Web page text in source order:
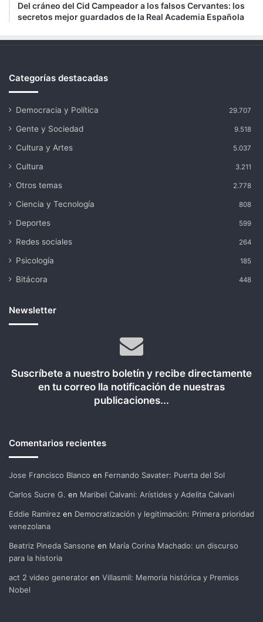
Del cráneo del Cid Campeador a los falsos Cervantes: los
secretos mejor guardados de la Real Academia Española
Categorías destacadas
Democracia y Política 29.707
Gente y Sociedad 9.518
Cultura y Artes 5.037
Cultura 3.211
Otros temas 2.778
Ciencia y Tecnología 808
Deportes 599
Redes sociales 264
Psicología 185
Bitácora 448
Newsletter
Suscríbete a nuestro boletín y recibe directamente
en tu correo lla notificación de nuestras
publicaciones...
Comentarios recientes
Jose Francisco Blanco en Fernando Savater: Puerta del Sol
Carlos Sucre G. en Maribel Calvani: Arístides y Adelita Calvani
Eddie Ramirez en Democratización y legitimación: Primera prioridad
venezolana
Beatriz Pineda Sansone en María Corina Machado: un discurso
para la historia
act 2 video generator en Villasmil: Memoria histórica y Premios
Nobel